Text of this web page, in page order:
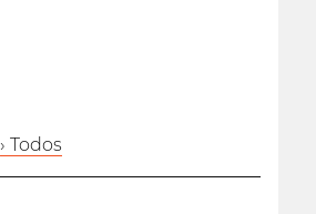
› Todos